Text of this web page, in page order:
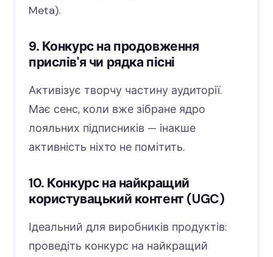
Meta).
9. Конкурс на продовження
прислів'я чи рядка пісні
Активізує творчу частину аудиторії.
Має сенс, коли вже зібране ядро
лояльних підписників — інакше
активність ніхто не помітить.
10. Конкурс на найкращий
користувацький контент (UGC)
Ідеальний для виробників продуктів:
проведіть конкурс на найкращий